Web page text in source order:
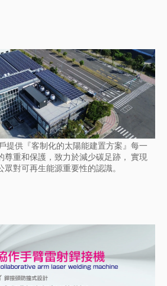
提供『客制化的太陽能建置方案』每一
尊重和保護，致力於減少碳足跡， 實現
對可再生能源重要性的認識。